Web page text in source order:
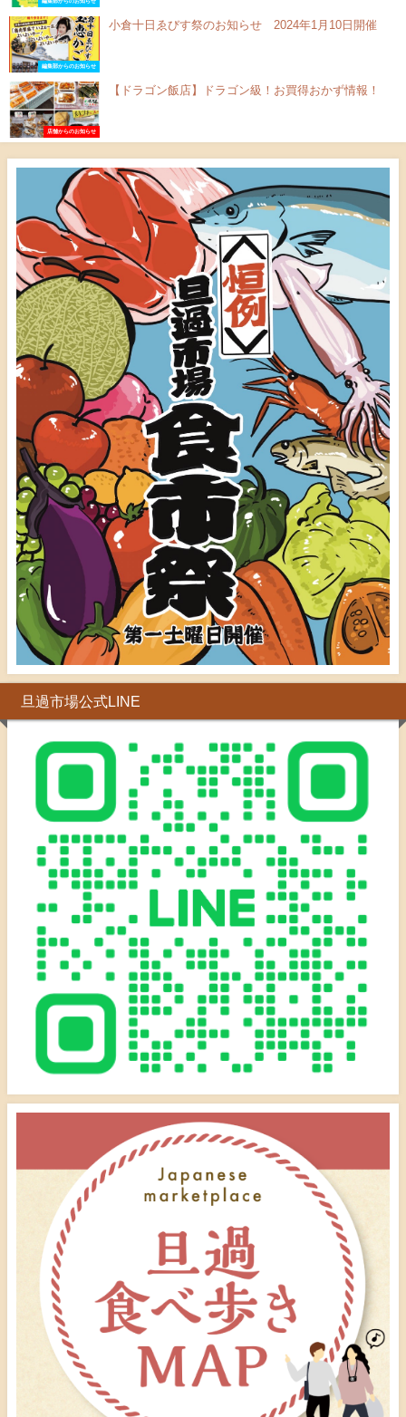
編集部からのお知らせ
小倉十日ゑびす祭のお知らせ 2024年1月10日開催
店舗からのお知らせ
【ドラゴン飯店】ドラゴン級！お買得おかず情報！
旦過市場公式LINE